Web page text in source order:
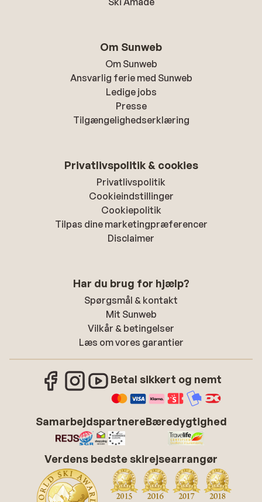
Om Sunweb
Om Sunweb
Ansvarlig ferie med Sunweb
Ledige jobs
Presse
Tilgængelighedserklæring
Privatlivspolitik & cookies
Privatlivspolitik
Cookieindstillinger
Cookiepolitik
Tilpas dine marketingpræferencer
Disclaimer
Har du brug for hjælp?
Spørgsmål & kontakt
Mit Sunweb
Vilkår & betingelser
Læs om vores garantier
Betal sikkert og nemt
SamarbejdspartnereBæredygtighed
Verdens bedste skirejsearrangør